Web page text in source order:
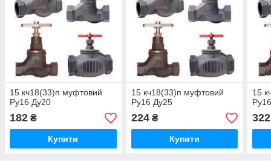
15 кч18(33)п муфтовий
Ру16 Ду20
182 ₴
Купити
15 кч18(33)п муфтовий
Ру16 Ду25
224₴
Купити
15
322